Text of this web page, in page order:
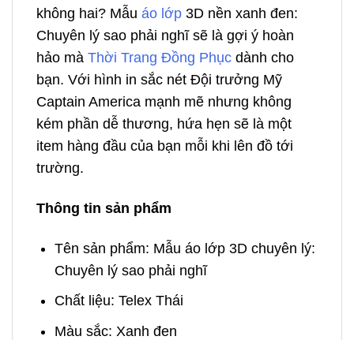
không hai? Mẫu áo lớp 3D nền xanh đen:
Chuyên lý sao phải nghĩ sẽ là gợi ý hoàn
hảo mà Thời Trang Đồng Phục dành cho
bạn. Với hình in sắc nét Đội trưởng Mỹ
Captain America mạnh mẽ nhưng không
kém phần dễ thương, hứa hẹn sẽ là một
item hàng đầu của bạn mỗi khi lên đồ tới
trường.
Thông tin sản phẩm
Tên sản phẩm: Mẫu áo lớp 3D chuyên lý:
Chuyên lý sao phải nghĩ
Chất liệu: Telex Thái
Màu sắc: Xanh đen